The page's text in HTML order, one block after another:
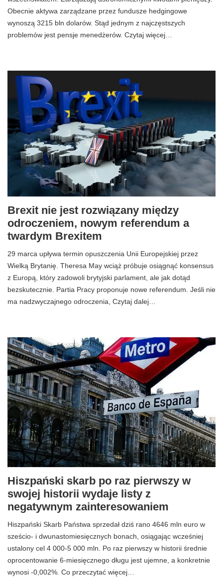
Obecnie aktywa zarządzane przez fundusze hedgingowe
wynoszą 3215 bln dolarów. Stąd jednym z najczęstszych
problemów jest pensje menedżerów. Czytaj więcej…
Brexit nie jest rozwiązany między
odroczeniem, nowym referendum a
twardym Brexitem
29 marca upływa termin opuszczenia Unii Europejskiej przez
Wielką Brytanię. Theresa May wciąż próbuje osiągnąć konsensus
z Europą, który zadowoli brytyjski parlament, ale jak dotąd
bezskutecznie. Partia Pracy proponuje nowe referendum. Jeśli nie
ma nadzwyczajnego odroczenia, Czytaj dalej…
Hiszpański skarb po raz pierwszy w
swojej historii wydaje listy z
negatywnym zainteresowaniem
Hiszpański Skarb Państwa sprzedał dziś rano 4646 mln euro w
sześcio- i dwunastomiesięcznych bonach, osiągając wcześniej
ustalony cel 4 000-5 000 mln. Po raz pierwszy w historii średnie
oprocentowanie 6-miesięcznego długu jest ujemne, a konkretnie
wynosi -0,002%. Co przeczytać więcej…